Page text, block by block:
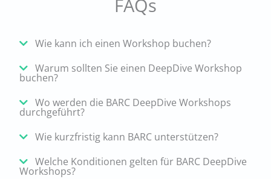
FAQs
Wie kann ich einen Workshop buchen?
Warum sollten Sie einen DeepDive Workshop
buchen?
Wo werden die BARC DeepDive Workshops
durchgeführt?
Wie kurzfristig kann BARC unterstützen?
Welche Konditionen gelten für BARC DeepDive
Workshops?